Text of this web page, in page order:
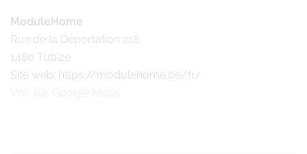
ModuleHome
Rue de la Déportation 218
1480 Tubize
Site web: https://modulehome.be/fr/
Voir sur Google Maps